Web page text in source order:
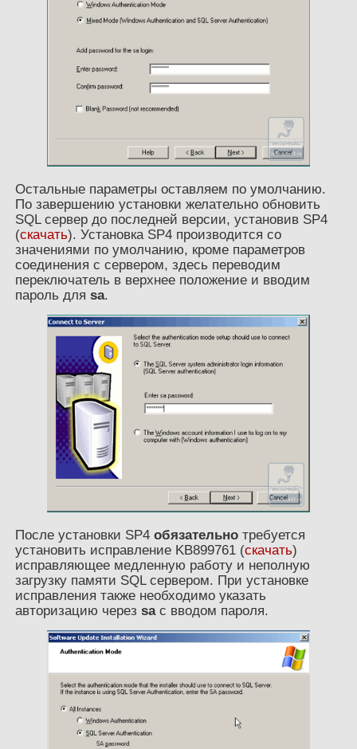
Остальные параметры оставляем по умолчанию.
По завершению установки желательно обновить
SQL сервер до последней версии, установив SP4
(скачать). Установка SP4 производится со
значениями по умолчанию, кроме параметров
соединения с сервером, здесь переводим
переключатель в верхнее положение и вводим
пароль для sa.
После установки SP4 обязательнотребуется
установить исправление KB899761 (скачать)
исправляющее медленную работу и неполную
загрузку памяти SQL сервером. При установке
исправления также необходимо указать
авторизацию через saс вводом пароля.